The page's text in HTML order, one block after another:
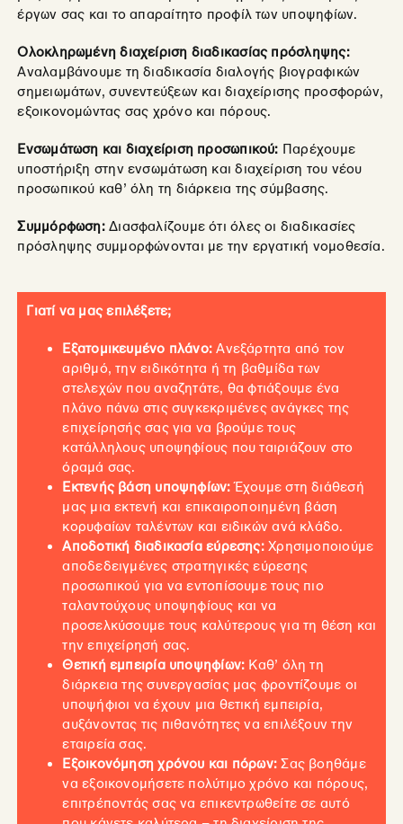
έργων σας και το απαραίτητο προφίλ των υποψηφίων.
Ολοκληρωμένη διαχείριση διαδικασίας πρόσληψης:
Αναλαμβάνουμε τη διαδικασία διαλογής βιογραφικών
σημειωμάτων, συνεντεύξεων και διαχείρισης προσφορών,
εξοικονομώντας σας χρόνο και πόρους.
Ενσωμάτωση και διαχείριση προσωπικού: Παρέχουμε
υποστήριξη στην ενσωμάτωση και διαχείριση του νέου
προσωπικού καθ’ όλη τη διάρκεια της σύμβασης.
Συμμόρφωση:Διασφαλίζουμε ότι όλες οι διαδικασίες
πρόσληψης συμμορφώνονται με την εργατική νομοθεσία.
Γιατί να μας επιλέξετε;
Εξατομικευμένο πλάνο:Ανεξάρτητα από τον
αριθμό, την ειδικότητα ή τη βαθμίδα των
στελεχών που αναζητάτε, θα φτιάξουμε ένα
πλάνο πάνω στις συγκεκριμένες ανάγκες της
επιχείρησής σας για να βρούμε τους
κατάλληλους υποψηφίους που ταιριάζουν στο
όραμά σας.
Εκτενής βάση υποψηφίων:Έχουμε στη διάθεσή
μας μια εκτενή και επικαιροποιημένη βάση
κορυφαίων ταλέντων και ειδικών ανά κλάδο.
Αποδοτική διαδικασία εύρεσης:Χρησιμοποιούμε
αποδεδειγμένες στρατηγικές εύρεσης
προσωπικού για να εντοπίσουμε τους πιο
ταλαντούχους υποψηφίους και να
προσελκύσουμε τους καλύτερους για τη θέση και
την επιχείρησή σας.
Θετική εμπειρία υποψηφίων: Καθ’ όλη τη
διάρκεια της συνεργασίας μας φροντίζουμε οι
υποψήφιοι να έχουν μια θετική εμπειρία,
αυξάνοντας τις πιθανότητες να επιλέξουν την
εταιρεία σας.
Εξοικονόμηση χρόνου και πόρων: Σας βοηθάμε
να εξοικονομήσετε πολύτιμο χρόνο και πόρους,
επιτρέποντάς σας να επικεντρωθείτε σε αυτό